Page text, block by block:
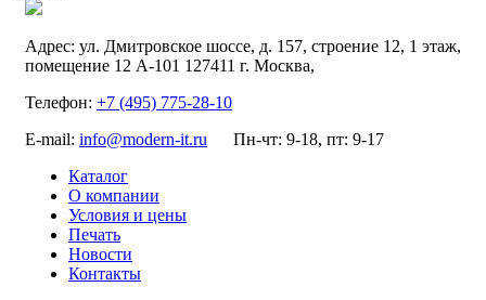
Адрес: ул. Дмитровское шоссе, д. 157, строение 12, 1 этаж,
помещение 12 А-101 127411 г. Москва,
Телефон: +7 (495) 775-28-10
E-mail: info@modern-it.ru
Пн-чт: 9-18, пт: 9-17
Каталог
О компании
Условия и цены
Печать
Новости
Контакты